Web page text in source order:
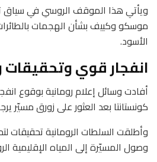
ويأتي هذا الموقف الروسي في سياق
موسكو وكييف بشأن الهجمات
الأسود.
انفجار قوي وتحقيقات
أفادت وسائل إعلام رومانية بوقوع
كونستانتا بعد العثور على زورق مسيّر
وأطلقت السلطات الرومانية تحقيقات
وصول المسيّرة إلى المياه الإقليمية